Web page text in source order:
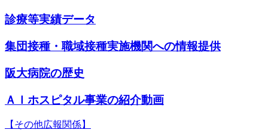
診療等実績データ
集団接種・職域接種実施機関への情報提供
阪大病院の歴史
ＡＩホスピタル事業の紹介動画
【その他広報関係】